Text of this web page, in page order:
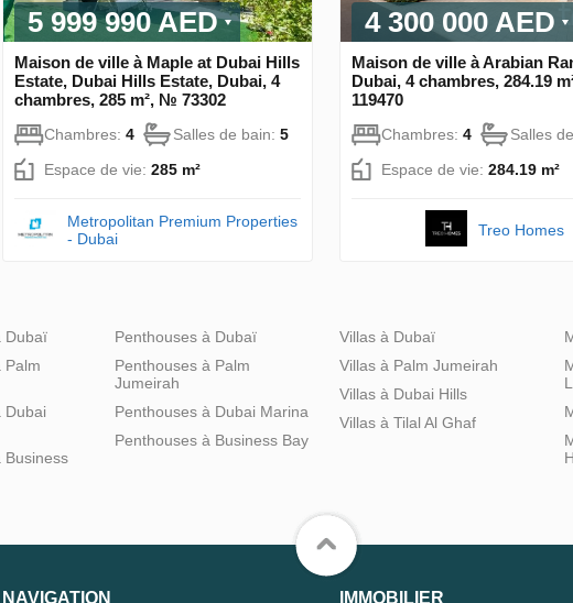
5 999 990 AED
Maison de ville à Maple at Dubai Hills
Estate, Dubai Hills Estate, Dubai, 4
chambres, 285 m², № 73302
Chambres: 4 Salles de bain: 5
Espace de vie: 285 m²
Metropolitan Premium Properties
- Dubai
4 300 000 AED
Maison de ville à Arabian
Dubai, 4 chambres, 284.19
119470
Chambres: 4
Salles
Espace de vie: 284.19 m²
Treo Homes
Dubaï
Palm
Dubai
Business
Penthouses à Dubaï
Penthouses à Palm
Jumeirah
Penthouses à Dubai Marina
Penthouses à Business Bay
Villas à Dubaï
Villas à Palm Jumeirah
Villas à Dubai Hills
Villas à Tilal Al Ghaf
NAVIGATION IMMOBILIER